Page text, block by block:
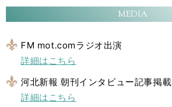
MEDIA
FM mot.comラジオ出演
詳細はこちら
河北新報 朝刊インタビュー記事掲載
詳細はこちら